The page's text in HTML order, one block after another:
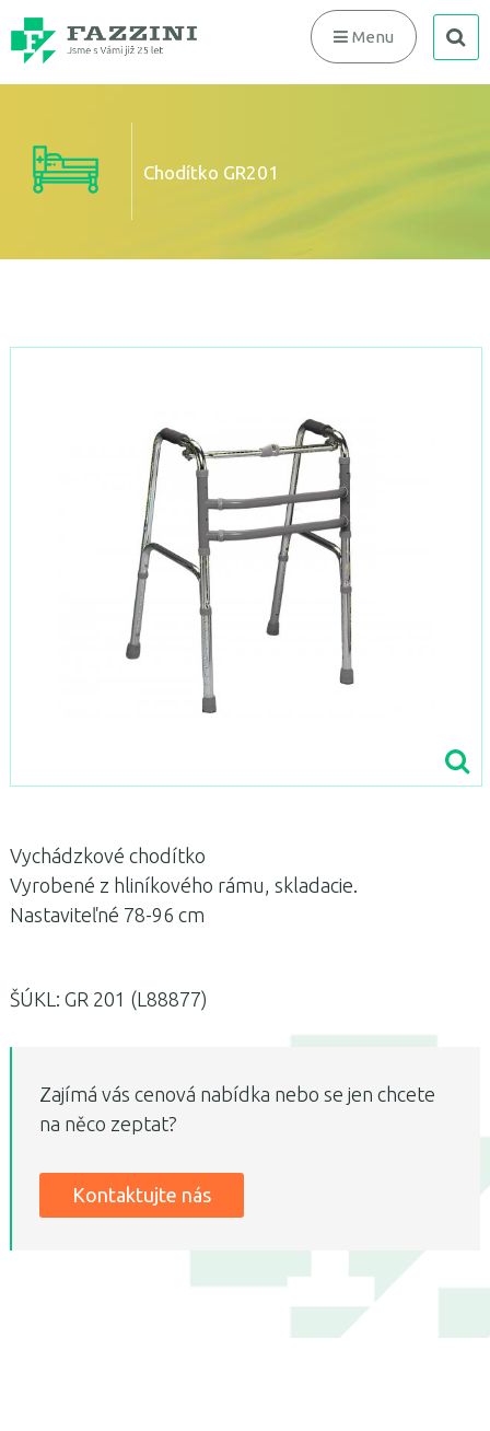
Menu
Chodítko GR201
Vychádzkové chodítko
Vyrobené z hliníkového rámu, skladacie.
Nastaviteľné 78-96 cm
ŠÚKL: GR 201 (L88877)
Zajímá vás cenová nabídka nebo se jen chcete
na něco zeptat?
Kontaktujte nás